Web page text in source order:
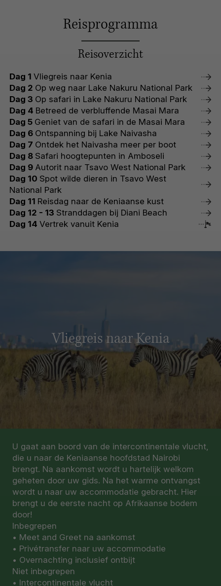
Reisprogramma
Reisoverzicht
Dag 1 Vliegreis naar Kenia
Dag 2 Op weg naar Lake Nakuru National Park
Dag 3 Op safari in Lake Nakuru National Park
Dag 4 Betreed de verbluffende Masai Mara
Dag 5 Geniet van de safari in de Masai Mara
Dag 6 Ontspanning bij Lake Naivasha
Dag 7 Ontdek het Naivasha meer per boot
Dag 8 Safari hoogtepunten in Amboseli
Dag 9 Autorit naar Tsavo West National Park
Dag 10 Spot wilde dieren in Tsavo West
National Park
Dag 11 Reisdag naar de Keniaanse kust
Dag 12 - 13 Stranddagen bij Diani Beach
Dag 14 Vertrek vanuit Kenia
Vliegreis naar Kenia
U gaat aan boord van de intercontinentale vlucht,
die u naar de Keniaanse hoofdstad Nairobi
brengt. Na aankomst wordt u hartelijk welkom
geheten door uw gids. Na het warme ontvangst
wordt u naar uw accommodatie gebracht. Hier
brengt u de eerste nacht op Afrikaanse bodem
door!
Inbegrepen
• Meet and Greet na aankomst
• Privétransfer naar uw accommodatie
• Overnachting inclusief ontbijt
Niet inbegrepen
• Intercontinentale vlucht